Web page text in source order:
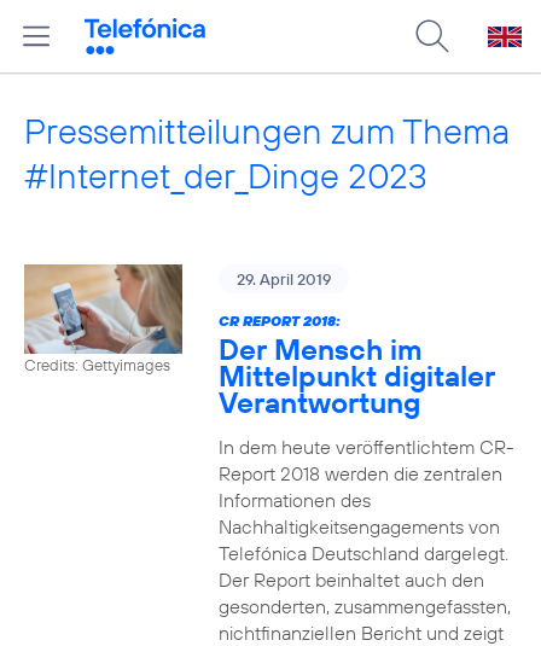
Pressemitteilungen zum Thema
#Internet_der_Dinge 2023
Credits: Gettyimages
29. April 2019
CR REPORT 2018:
Der Mensch im
Mittelpunkt digitaler
Verantwortung
In dem heute veröffentlichtem CR-
Report 2018 werden die zentralen
Informationen des
Nachhaltigkeitsengagements von
Telefónica Deutschland dargelegt.
Der Report beinhaltet auch den
gesonderten, zusammengefassten,
nichtfinanziellen Bericht und zeigt